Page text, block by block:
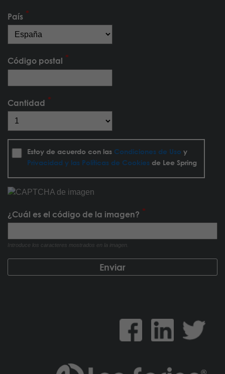
País
Código postal
Cantidad
Estoy de acuerdo con las Condiciones de Uso y
Privacidad y las Políticas de Cookiesde Lee Spring
¿Cuál es el código de la imagen?
Introduce los caracteres mostrados en la imagen.